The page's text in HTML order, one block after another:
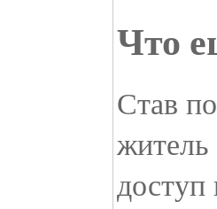
Что
Став
житель
доступ